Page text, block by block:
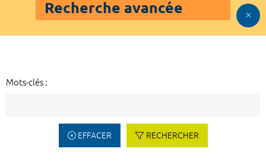
Recherche avancée
Mots-clés :
EFFACER RECHERCHER